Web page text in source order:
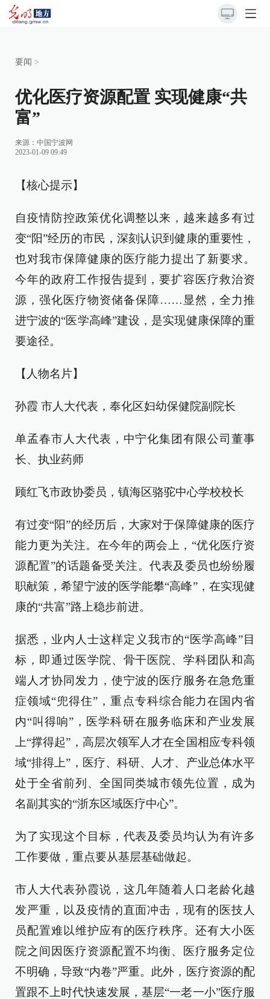
要闻 >
优化医疗资源配置 实现健康“共
富”
来源： 中国宁波网
2023-01-09 09:49
【核心提示】
自疫情防控政策优化调整以来，越来越多有过
变“阳”经历的市民，深刻认识到健康的重要性，
也对我市保障健康的医疗能力提出了新要求。
今年的政府工作报告提到，要扩容医疗救治资
源，强化医疗物资储备保障……显然，全力推
进宁波的“医学高峰”建设，是实现健康保障的重
要途径。
【人物名片】
孙霞 市人大代表，奉化区妇幼保健院副院长
单孟春市人大代表，中宁化集团有限公司董事
长、执业药师
顾红飞市政协委员，镇海区骆驼中心学校校长
有过变“阳”的经历后，大家对于保障健康的医疗
能力更为关注。在今年的两会上，“优化医疗资
源配置”的话题备受关注。代表及委员也纷纷履
职献策，希望宁波的医学能攀“高峰”，在实现健
康的“共富”路上稳步前进。
据悉，业内人士这样定义我市的“医学高峰”目
标，即通过医学院、骨干医院、学科团队和高
端人才协同发力，使宁波的医疗服务在急危重
症领域“兜得住”，重点专科综合能力在国内省
内“叫得响”，医学科研在服务临床和产业发展
上“撑得起”，高层次领军人才在全国相应专科领
域“排得上”，医疗、科研、人才、产业总体水平
处于全省前列、全国同类城市领先位置，成为
名副其实的“浙东区域医疗中心”。
为了实现这个目标，代表及委员均认为有许多
工作要做，重点要从基层基础做起。
市人大代表孙霞说，这几年随着人口老龄化越
发严重，以及疫情的直面冲击，现有的医技人
员配置难以维护应有的医疗秩序。还有大小医
院之间因医疗资源配置不均衡、医疗服务定位
不明确，导致“内卷”严重。此外，医疗资源的配
置跟不上时代快速发展，基层“一老一小”医疗服